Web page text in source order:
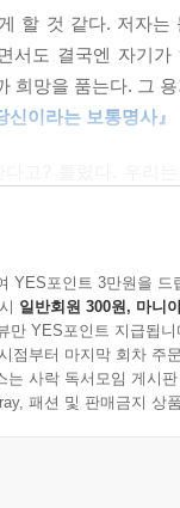
기 때문에 페미니
. 그리고 더 많은
리지 않아도 되지
야기들은 한 사람
할 것 같다. 저자
서도 결국엔 자기
희망을 품는다. 그
신이라는 보통명사』
런 우리의 이야기
망하고 또 망해도 연
욕망하는 일에 갈
아들여야 하고, 사
랑하게 된다. 자신
마중 나갈 것이다.
YES포인트 3만원을 드
일반회원 300원, 마니
만 YES포인트 지급됩니
점부터 마지막 회차 주
는 사락 독서모임 게시
패션 및 판매금지 상